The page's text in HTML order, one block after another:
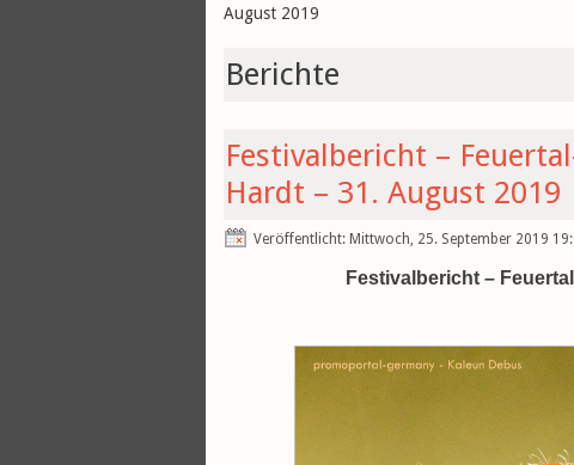
August 2019
Berichte
Festivalbericht –
Hardt – 31. August 2019
Veröffentlicht: Mittwoch, 25. September 2019
Festivalbericht –